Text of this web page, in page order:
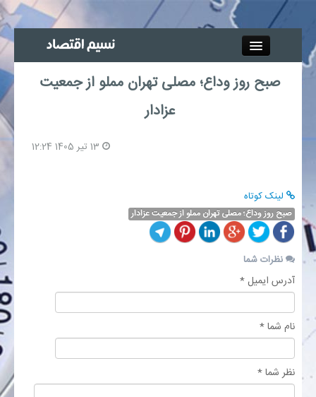
جذب خبرنگار
چند رسانه‌ای
اجتماعی
صنعت معدن و تجارت
بیمه و بورس
انرژی
صبح روز وداع؛ مصلی تهران مملو از جمعیت
عزادار
لینک کوتاه
صبح روز وداع؛ مصلی تهران مملو از جمعیت عزادار
نظرات شما
آدرس ایمیل *
نام شما *
نظر شما *